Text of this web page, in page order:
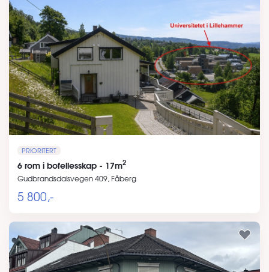
PRIORITERT
6 rom i bofellesskap - 17m2
Gudbrandsdalsvegen 409, Fåberg
5 800,-